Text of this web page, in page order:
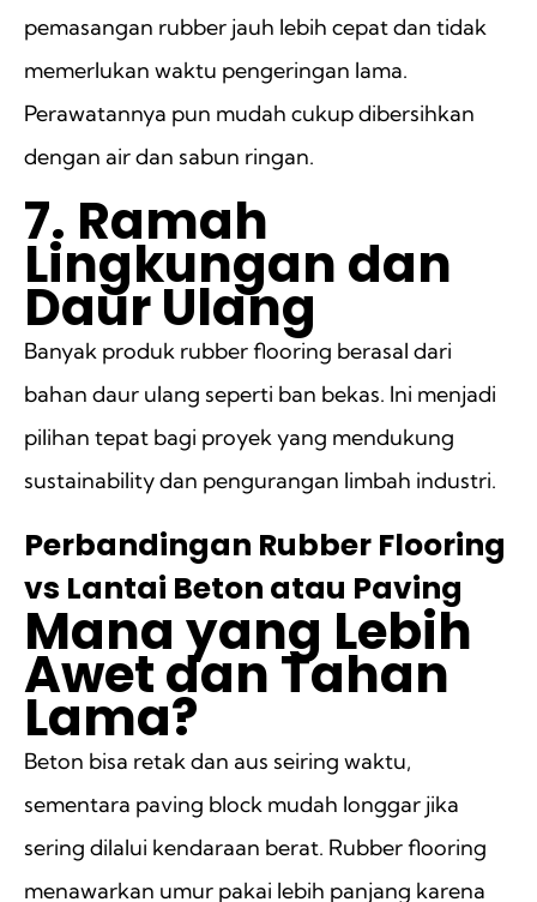
pemasangan rubber jauh lebih cepat dan tidak
memerlukan waktu pengeringan lama.
Perawatannya pun mudah cukup dibersihkan
dengan air dan sabun ringan.
7. Ramah
Lingkungan dan
Daur Ulang
Banyak produk rubber flooring berasal dari
bahan daur ulang seperti ban bekas. Ini menjadi
pilihan tepat bagi proyek yang mendukung
sustainability dan pengurangan limbah industri.
Perbandingan Rubber Flooring
vs Lantai Beton atau Paving
Mana yang Lebih
Awet dan Tahan
Lama?
Beton bisa retak dan aus seiring waktu,
sementara paving block mudah longgar jika
sering dilalui kendaraan berat. Rubber flooring
menawarkan umur pakai lebih panjang karena